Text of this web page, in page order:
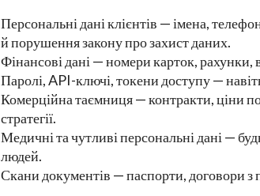
Персональні дані клієнтів — імена,
й порушення закону про захист даних.
Фінансові дані — номери карток, рахунки,
Паролі, API-ключі, токени доступу —
Комерційна таємниця — контракти, ціни
стратегії.
Медичні та чутливі персональні дані —
людей.
Скани документів — паспорти, договори з